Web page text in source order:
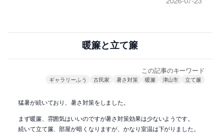
暖簾と立て簾
この記事のキーワード
ギャラリーふう 古民家 暑さ対策 暖簾 津山市 立て簾
猛暑が続いており、暑さ対策をしました。
まず暖簾、雰囲気はいいのですが暑さ対策効果は少ないようです。
続いて立て簾、部屋が暗くなりますが、かなり室温は下がりました。